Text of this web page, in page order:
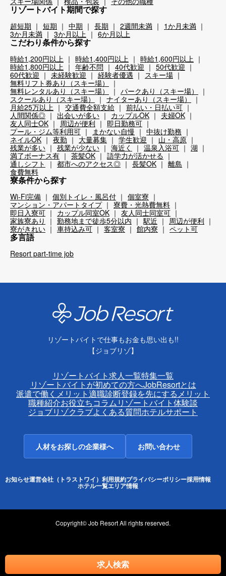
求人検索
リゾートバイト期間で探す
超短期 短期 中期 長期 2週間未満
1か月未満
3か月未満
3か月以上 6か月以上
こだわり条件から探す
時給1,200円以上 時給1,400円以上
時給1,600円以上
時給1,800円以上
年齢不問 40代歓迎
50代歓迎
60代歓迎
未経験歓迎 経験者優遇
スキー場
無料リフト券あり（スキー場）
無料レンタルあり（スキー場）
パークあり（スキー場）
スクールあり（スキー場）
ナイターあり（スキー場）
月給25万以上
交通費全額支給
前払い・日払い可
人間関係◎
出会いが多い カップルOK
夫婦OK
友人同士OK
周辺が便利
即日勤務可
プール・ジム等利用可
まかない自慢
中抜け勤務
ネイルOK
夜勤 大量募集 学生歓迎
山・高原
残業が多い
残業が少ない 海近く 温泉入浴可
湖
満了ボーナス有
茶髪OK
語学力が活かせる
通しシフト
都市へのアクセス◎ 長髪OK
離島
食費無料
寮条件から探す
Wi-Fi完備 個別トイレ・風呂付
個室寮
マンション・アパートタイプ
寮費・光熱費無料
即日入寮可
カップル同室OK
友人同士同室可
家族寮あり
勤務地まで徒歩5分以内 駅近
周辺が便利
寮がきれい
車持込み可 客室寮 館内寮 ペット可
多言語
Resort part-time job
リゾートバイトで仕事もお金も思い出も!!
【ジョブリゾ】
リゾートバイト求人一覧特集一覧
リゾートバイトが初めての方へJobResortとは
派遣で働くメリット適職診断登録を先にするメリット
職種紹介お役立ちコラムリゾートバイト体験談
ジョブリゾクラブよくある質問ホテルサポート
人材をお探しの企業様へ お問い合わせ
お知らせ運営会社（トラストワイ） 利用規約プライバシーポリシー採用情報
ホテル一覧エリア情報
Copyright© Job Resort All rights reserved.